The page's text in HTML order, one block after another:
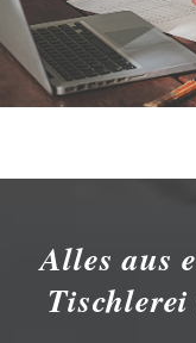
Alles aus